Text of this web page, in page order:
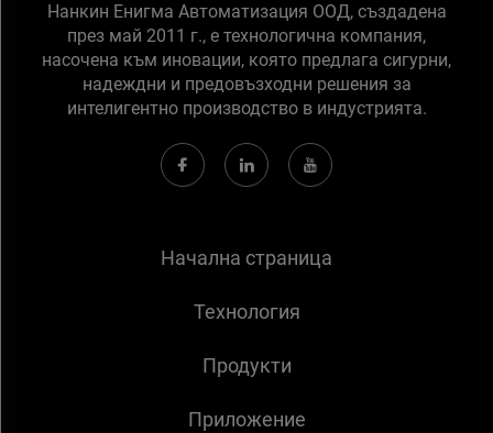
Нанкин Енигма Автоматизация ООД, създадена
през май 2011 г., е технологична компания,
насочена към иновации, която предлага сигурни,
надеждни и предовъзходни решения за
интелигентно производство в индустрията.
Начална страница
Технология
Продукти
Приложение